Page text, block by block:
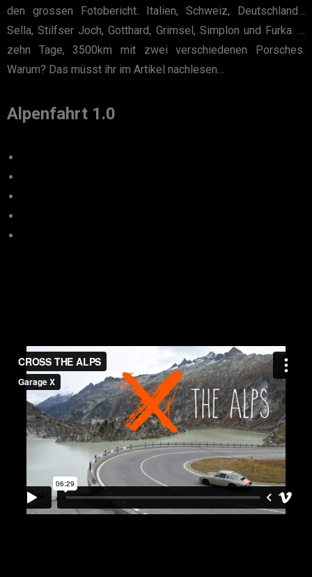
den grossen Fotobericht. Italien, Schweiz, Deutschland…
Sella, Stilfser Joch, Gotthard, Grimsel, Simplon und Furka. …
zehn Tage, 3500km mit zwei verschiedenen Porsches.
Warum? Das müsst ihr im Artikel nachlesen…
Alpenfahrt 1.0